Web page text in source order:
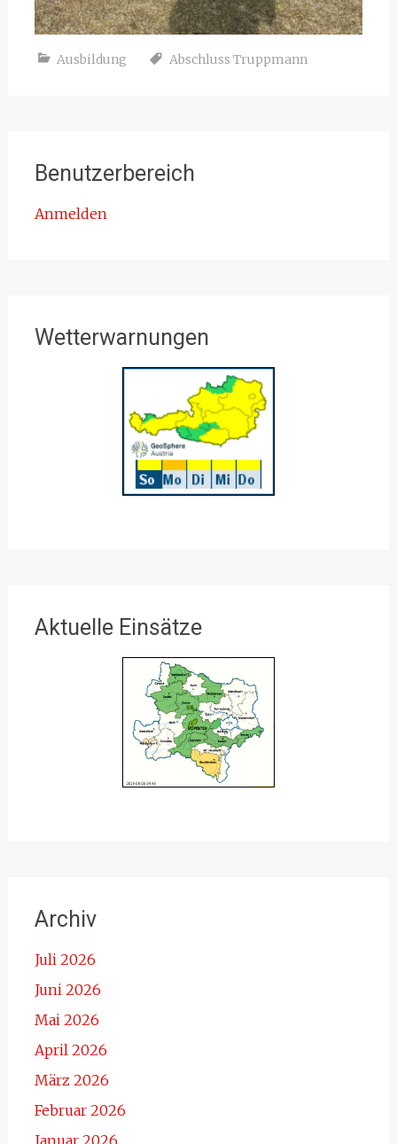
Ausbildung Abschluss Truppmann
Benutzerbereich
Anmelden
Wetterwarnungen
Aktuelle Einsätze
Archiv
Juli 2026
Juni 2026
Mai 2026
April 2026
März 2026
Februar 2026
Januar 2026